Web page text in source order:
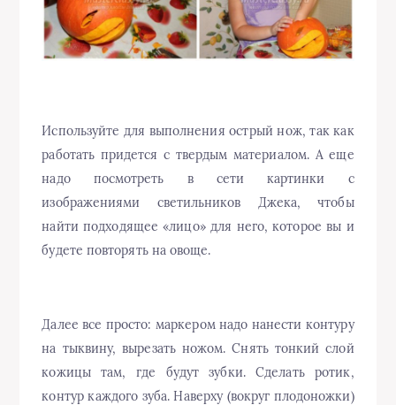
Используйте для выполнения острый нож, так как
работать придется с твердым материалом. А еще
надо посмотреть в сети картинки с
изображениями светильников Джека, чтобы
найти подходящее «лицо» для него, которое вы и
будете повторять на овоще.
Далее все просто: маркером надо нанести контуру
на тыквину, вырезать ножом. Снять тонкий слой
кожицы там, где будут зубки. Сделать ротик,
контур каждого зуба. Наверху (вокруг плодоножки)